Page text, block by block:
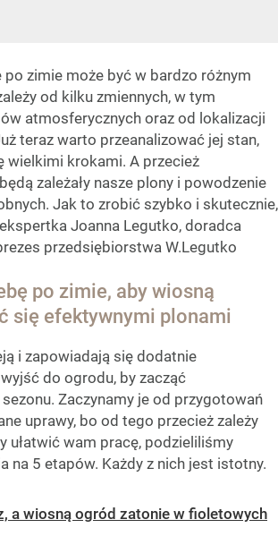
zimie może być w bardzo różnym
od kilku zmiennych, w tym
atmosferycznych oraz od lokalizacji
teraz warto przeanalizować jej stan,
wielkimi krokami. A przecież
zależały nasze plony i powodzenie
Jak to zrobić szybko i skutecznie,
Joanna Legutko, doradca
przedsiębiorstwa W.Legutko
po zimie, aby wiosną
się efektywnymi plonami
i zapowiadają się dodatnie
do ogrodu, by zacząć
Zaczynamy je od przygotowań
uprawy, bo od tego przecież zależy
ułatwić wam pracę, podzieliliśmy
na 5 etapów. Każdy z nich jest istotny.
a wiosną ogród zatonie w fioletowych